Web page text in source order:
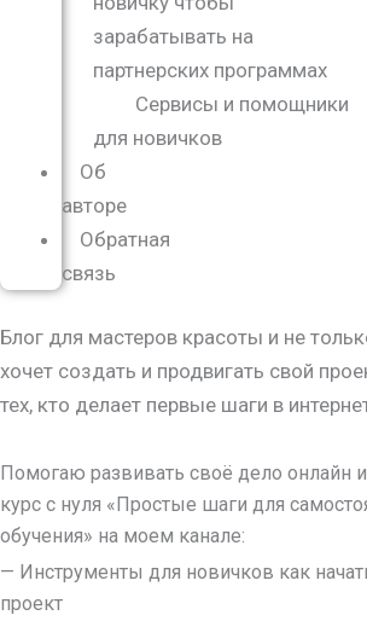
зарабатывать на
партнерских программах
Сервисы и помощники
для новичков
Об
авторе
Обратная
связь
Блог для мастеров красоты и не
хочет создать и продвигать свой
тех, кто делает первые шаги в
Помогаю развивать своё дело онлайн
курс с нуля «Простые шаги для
обучения» на моем канале:
— Инструменты для новичков как
проект